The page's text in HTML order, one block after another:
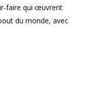
faire qui œuvrent
du monde, avec